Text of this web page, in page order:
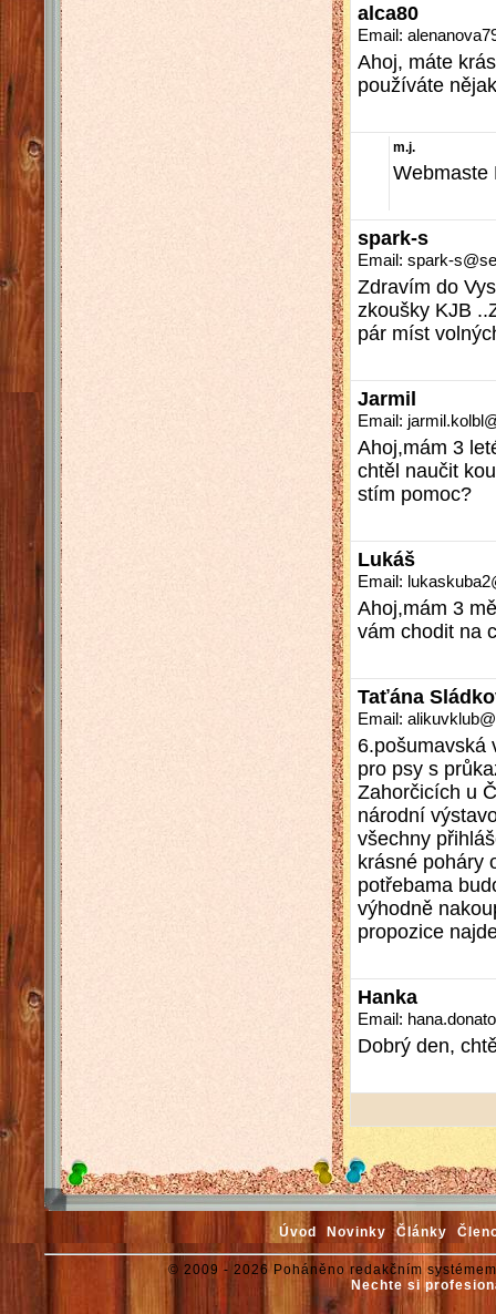
alca80
Email:
Ahoj, máte
používáte
m.j.
Webmaste
spark-s
Email: spark-
Zdravím do
zkoušky KJB
pár míst
Jarmil
Email:
Ahoj,mám 3
chtěl naučit
stím pomoc?
Lukáš
Email:
Ahoj,mám 3
vám chodit na
Taťána
Email:
6.pošumavská
pro psy s
Zahorčicích u
národní
všechny
krásné poháry
potřebama
výhodně
propozice
Hanka
Email:
Dobrý den,
Úvod Novinky Články
© 2009 - 2026 Poháněno redakčním
Nechte si